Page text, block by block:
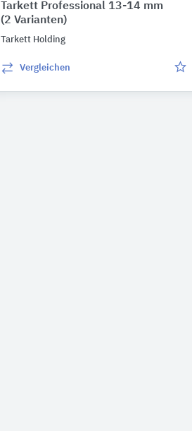
Tarkett Professional 13-14 mm
(2 Varianten)
Tarkett Holding
Vergleichen